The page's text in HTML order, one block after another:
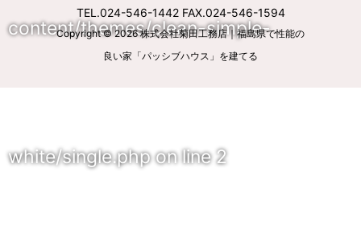
content/themes/clean-simple-
white/single.phpon line2
TEL.024-546-1442 FAX.024-546-1594
Copyright © 2026株式会社菊田工務店｜福島県で性能の
良い家「パッシブハウス」を建てる